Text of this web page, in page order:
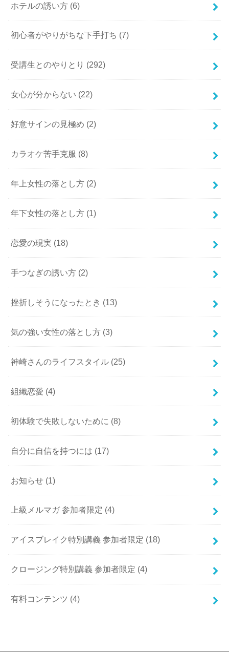
ホテルの誘い方 (6)
初心者がやりがちな下手打ち (7)
受講生とのやりとり (292)
女心が分からない (22)
好意サインの見極め (2)
カラオケ苦手克服 (8)
年上女性の落とし方 (2)
年下女性の落とし方 (1)
恋愛の現実 (18)
手つなぎの誘い方 (2)
挫折しそうになったとき (13)
気の強い女性の落とし方 (3)
神崎さんのライフスタイル (25)
組織恋愛 (4)
初体験で失敗しないために (8)
自分に自信を持つには (17)
お知らせ (1)
上級メルマガ 参加者限定 (4)
アイスブレイク特別講義 参加者限定 (18)
クロージング特別講義 参加者限定 (4)
有料コンテンツ (4)